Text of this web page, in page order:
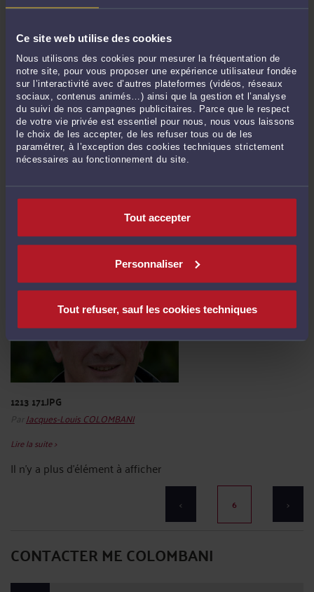
Ce site web utilise des cookies
Nous utilisons des cookies pour mesurer la fréquentation de
notre site, pour vous proposer une expérience utilisateur fondée
sur l’interactivité avec d’autres plateformes (vidéos, réseaux
sociaux, contenus animés…) ainsi que la gestion et l’analyse
du suivi de nos campagnes publicitaires. Parce que le respect
de votre vie privée est essentiel pour nous, nous vous laissons
le choix de les accepter, de les refuser tous ou de les
paramétrer, à l’exception des cookies techniques strictement
nécessaires au fonctionnement du site.
Tout accepter
Personnaliser
Tout refuser, sauf les cookies techniques
bonne solitude ! Isolement ...Lire la suite >
1213 163.JPG
ParJacques-Louis COLOMBANI
1213 171.JPG
Par Jacques-Louis COLOMBANI
Lire la suite >
Il n'y a plus d'élément à afficher
< 6 >
CONTACTER ME COLOMBANI